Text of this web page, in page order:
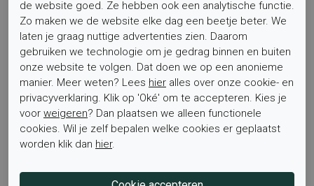
Is het voetbed uitneembaar? Ja, het voetbed is eenvoudig
te verwisselen voor eigen steunzolen.
Wil je meer moois van dit merk bekijken en stijlinspiratie
opdoen binnen dezelfde pasvormfilosofie? Ontdek de
volledige collectie via onze Durea pagina:Durea bij Elferink
Schoenen.
de website goed. Ze hebben ook een analytische functie.
Zo maken we de website elke dag een beetje beter. We
laten je graag nuttige advertenties zien. Daarom
gebruiken we technologie om je gedrag binnen en buiten
onze website te volgen. Dat doen we op een anonieme
manier. Meer weten? Lees hier alles over onze cookie- en
privacyverklaring. Klik op 'Oké' om te accepteren. Kies je
voor weigeren? Dan plaatsen we alleen functionele
cookies. Wil je zelf bepalen welke cookies er geplaatst
worden klik dan hier.